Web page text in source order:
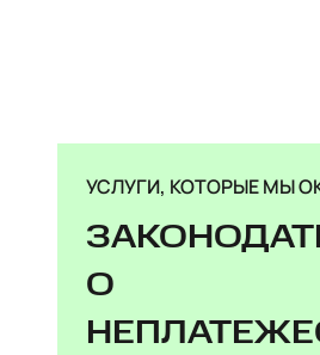
УСЛУГИ, КОТОРЫЕ МЫ
О